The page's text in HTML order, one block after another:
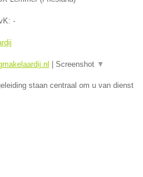
-
Screenshot ▼
staan centraal om u van dienst